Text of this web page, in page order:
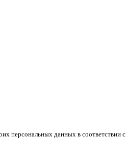
персональных данных в соответствии с